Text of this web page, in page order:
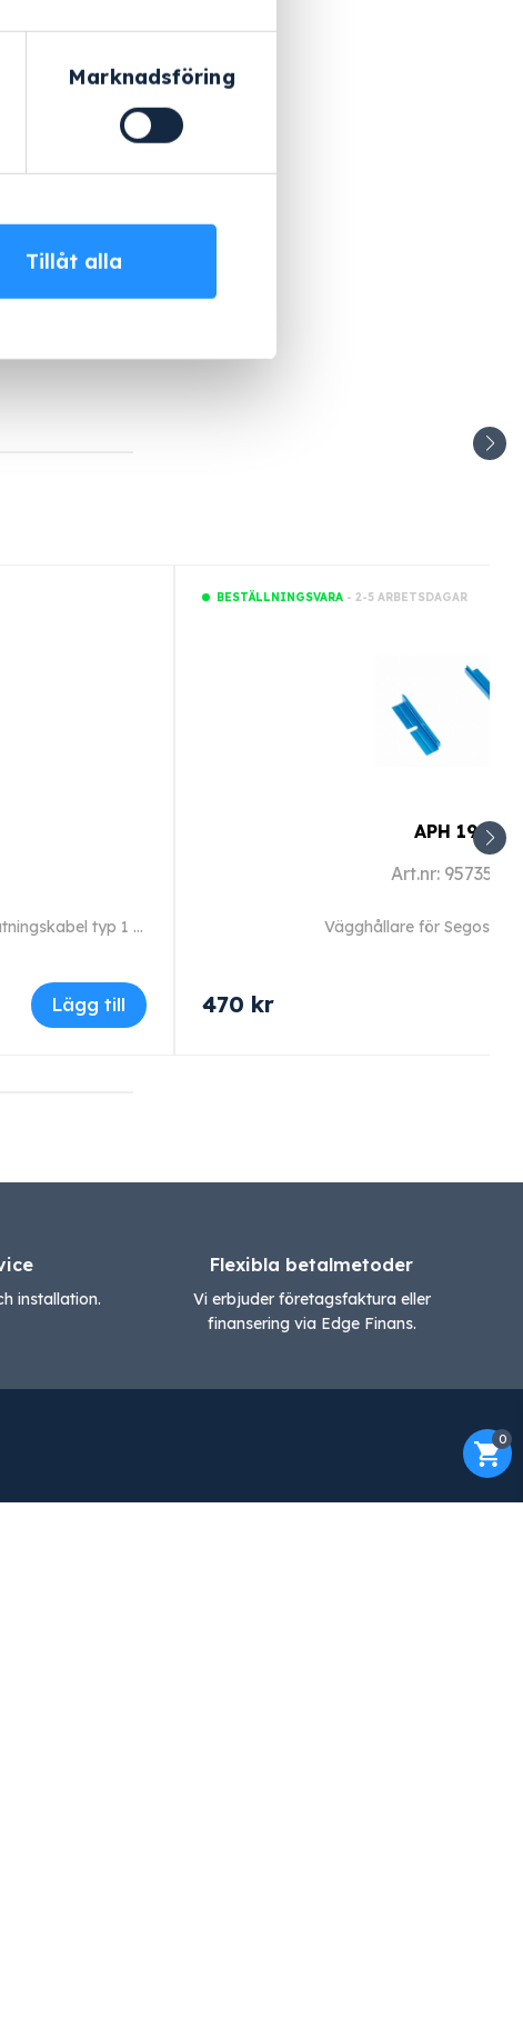
Marknadsföring
Tillåt alla
Förlängningskabel 5 m, för förlängning av anslutningskabel typ 1 och 2.
Lägg till
BESTÄLLNINGSVARA- 2-5 ARBETSDAGAR
APH 190
Art.nr: 9573570
Vägghållare för Segosoft-
470 kr
installation.
Flexibla betalmetoder
Vi erbjuder företagsfaktura eller
finansering via Edge Finans.
0